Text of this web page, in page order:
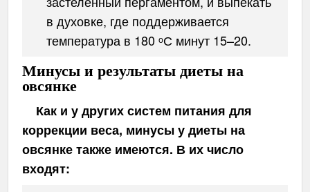
в духовке, где поддерживается
температура в 180 ᵒС минут 15–20.
Минусы и результаты диеты на
овсянке
Как и у других систем питания для
коррекции веса, минусы у диеты на
овсянке также имеются. В их число
входят: